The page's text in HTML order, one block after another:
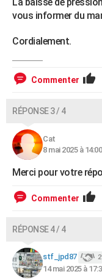
vous informer du
Cordialement.
Commenter
RÉPONSE 3 / 4
Cat
8 mai 2025 à 14:00
Merci pour votre
Commenter
RÉPONSE 4 / 4
stf_jpd87
14 mai 2025 à